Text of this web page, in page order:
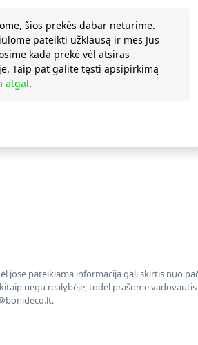
šios prekės dabar neturime.
pateikti užklausą ir mes Jus
kada prekė vėl atsiras
Taip pat galite tęsti apsipirkimą
atgal.
pateikiama informacija gali skirtis nuo
negu realybėje, todėl prašome